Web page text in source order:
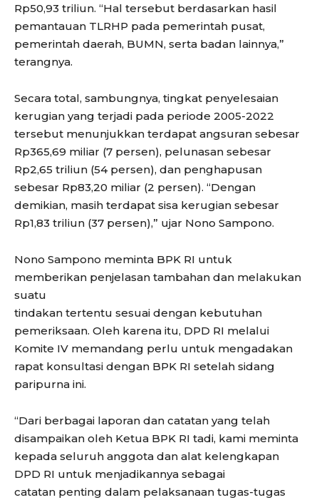
Rp50,93 triliun. “Hal tersebut berdasarkan hasil
pemantauan TLRHP pada pemerintah pusat,
pemerintah daerah, BUMN, serta badan lainnya,”
terangnya.
Secara total, sambungnya, tingkat penyelesaian
kerugian yang terjadi pada periode 2005-2022
tersebut menunjukkan terdapat angsuran sebesar
Rp365,69 miliar (7 persen), pelunasan sebesar
Rp2,65 triliun (54 persen), dan penghapusan
sebesar Rp83,20 miliar (2 persen). “Dengan
demikian, masih terdapat sisa kerugian sebesar
Rp1,83 triliun (37 persen),” ujar Nono Sampono.
Nono Sampono meminta BPK RI untuk
memberikan penjelasan tambahan dan melakukan
suatu
tindakan tertentu sesuai dengan kebutuhan
pemeriksaan. Oleh karena itu, DPD RI melalui
Komite IV memandang perlu untuk mengadakan
rapat konsultasi dengan BPK RI setelah sidang
paripurna ini.
“Dari berbagai laporan dan catatan yang telah
disampaikan oleh Ketua BPK RI tadi, kami meminta
kepada seluruh anggota dan alat kelengkapan
DPD RI untuk menjadikannya sebagai
catatan penting dalam pelaksanaan tugas-tugas